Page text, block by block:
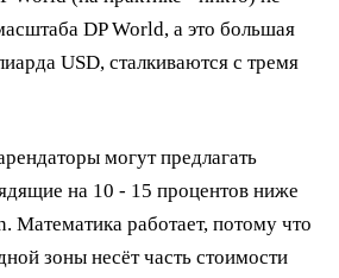
DP World, а это большая
USD, сталкиваются с тремя
могут предлагать
на 10 - 15 процентов ниже
работает, потому что
зоны несёт часть стоимости